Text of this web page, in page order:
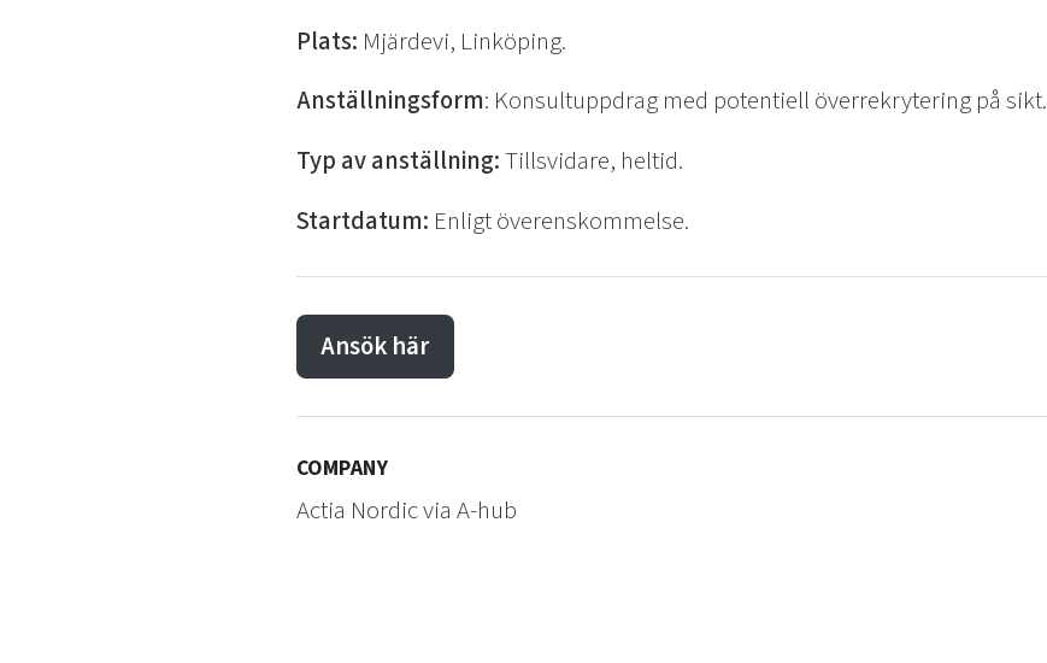
Plats: Mjärdevi, Linköping.
Anställningsform: Konsultuppdrag med potentiell överrekrytering på sikt.
Typ av anställning:Tillsvidare, heltid.
Startdatum: Enligt överenskommelse.
Ansök här
COMPANY
Actia Nordic via A-hub